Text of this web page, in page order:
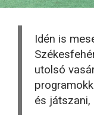
Idén is
utolsó
és